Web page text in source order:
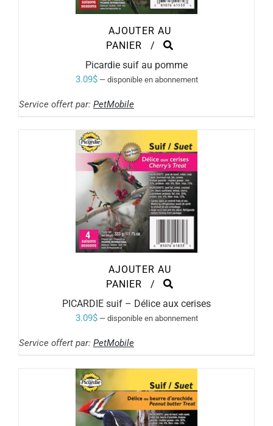
AJOUTER AU
PANIER
/
Picardie suif au pomme
3.09$ —disponible en abonnement
Service offert par: PetMobile
AJOUTER AU
PANIER
/
PICARDIE suif – Délice aux cerises
3.09$ —disponible en abonnement
Service offert par: PetMobile